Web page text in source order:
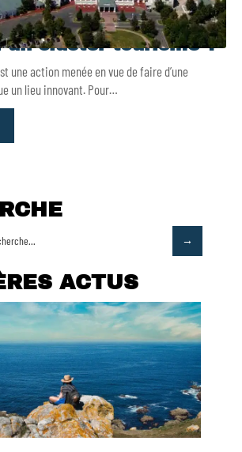
un cluster tourisme ?
une action menée en vue de faire d’une
un lieu innovant. Pour…
ACTUS